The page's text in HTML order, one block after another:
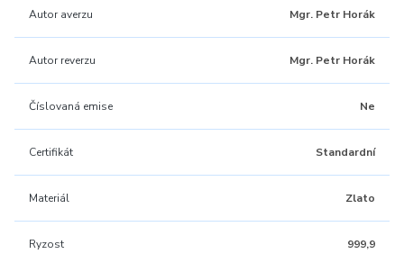
Autor averzu Mgr. Petr Horák
Autor reverzu Mgr. Petr Horák
Číslovaná emise Ne
Certifikát Standardní
Materiál Zlato
Ryzost 999,9